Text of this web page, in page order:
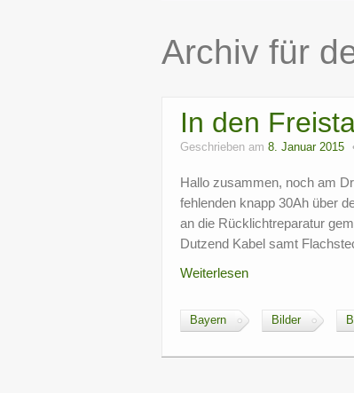
Archiv für
In den
Geschrieben am 8. Januar 2015
Hallo zusammen, noch am
fehlenden knapp 30Ah über
an die Rücklichtreparatur
Dutzend Kabel samt
Weiterlesen
Bayern Bilder